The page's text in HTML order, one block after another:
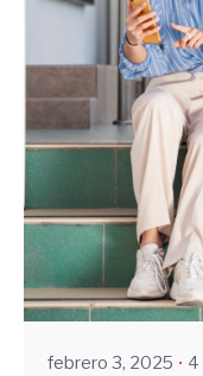
Enviado
UHE
febrero 3, 2025 4